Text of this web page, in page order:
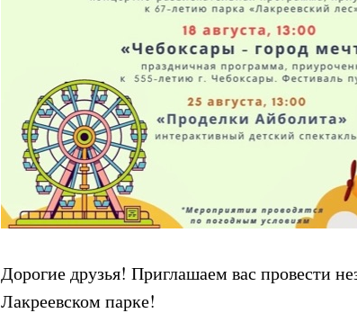
Дорогие друзья! Приглашаем вас провести
Лакреевском парке!